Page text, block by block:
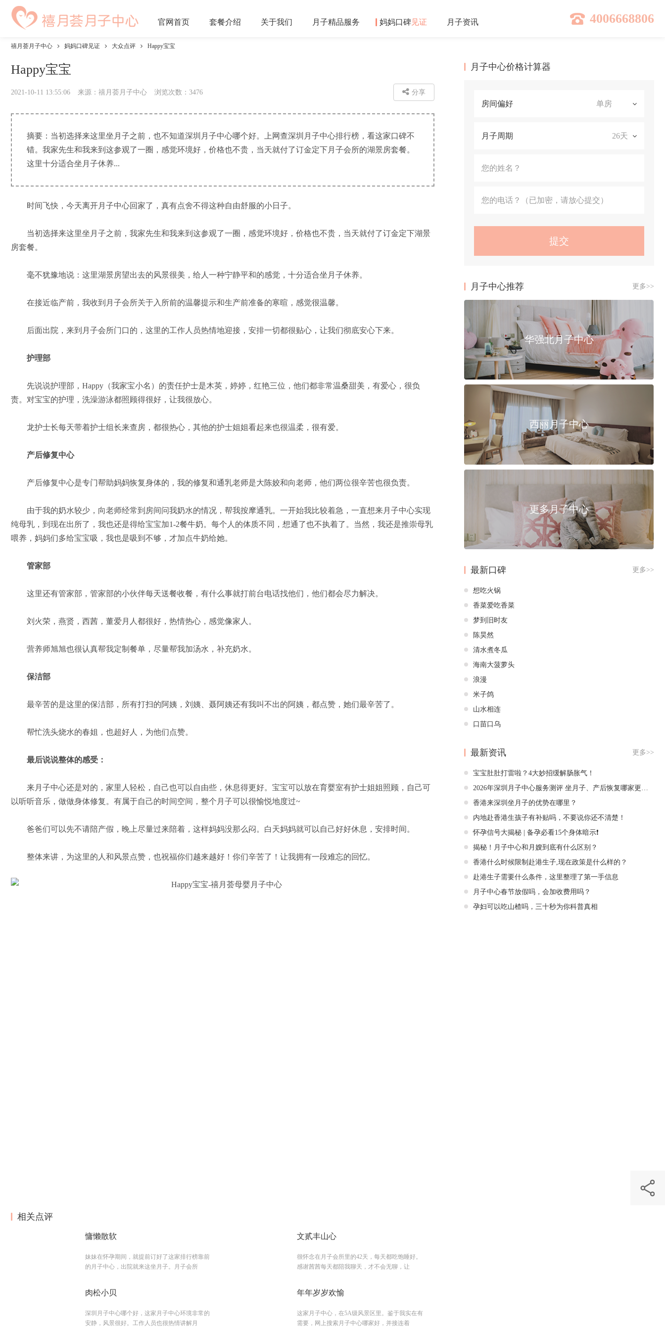
官网首页 套餐介绍 关于我们 月子精品服务 妈妈口碑见证 月子资讯 4006668806
禧月荟月子中心 妈妈口碑见证 大众点评 Happy宝宝
Happy宝宝
2021-10-11 13:55:06 来源：禧月荟月子中心 浏览次数： 3476 分享
摘要：当初选择来这里坐月子之前，也不知道深圳月子中心哪个好。上网查深圳月子中心排行榜，看这家口碑不
错。我家先生和我来到这参观了一圈，感觉环境好，价格也不贵，当天就付了订金定下月子会所的湖景房套餐。
这里十分适合坐月子休养...
时间飞快，今天离开月子中心回家了，真有点舍不得这种自由舒服的小日子。
当初选择来这里坐月子之前，我家先生和我来到这参观了一圈，感觉环境好，价格也不贵，当天就付了订金定下湖景
房套餐。
毫不犹豫地说：这里湖景房望出去的风景很美，给人一种宁静平和的感觉，十分适合坐月子休养。
在接近临产前，我收到月子会所关于入所前的温馨提示和生产前准备的寒暄，感觉很温馨。
后面出院，来到月子会所门口的，这里的工作人员热情地迎接，安排一切都很贴心，让我们彻底安心下来。
护理部
先说说护理部，Happy（我家宝小名）的责任护士是木英，婷婷，红艳三位，他们都非常温桑甜美，有爱心，很负
责。对宝宝的护理，洗澡游泳都照顾得很好，让我很放心。
龙护士长每天带着护士组长来查房，都很热心，其他的护士姐姐看起来也很温柔，很有爱。
产后修复中心
产后修复中心是专门帮助妈妈恢复身体的，我的修复和通乳老师是大陈姣和向老师，他们两位很辛苦也很负责。
由于我的奶水较少，向老师经常到房间问我奶水的情况，帮我按摩通乳。一开始我比较着急，一直想来月子中心实现
纯母乳，到现在出所了，我也还是得给宝宝加1-2餐牛奶。每个人的体质不同，想通了也不执着了。当然，我还是推崇母乳
喂养，妈妈们多给宝宝吸，我也是吸到不够，才加点牛奶给她。
管家部
这里还有管家部，管家部的小伙伴每天送餐收餐，有什么事就打前台电话找他们，他们都会尽力解决。
刘火荣，燕贤，西茜，董爱月人都很好，热情热心，感觉像家人。
营养师旭旭也很认真帮我定制餐单，尽量帮我加汤水，补充奶水。
保洁部
最辛苦的是这里的保洁部，所有打扫的阿姨，刘姨、聂阿姨还有我叫不出的阿姨，都点赞，她们最辛苦了。
帮忙洗头烧水的春姐，也超好人，为他们点赞。
最后说说整体的感受：
来月子中心还是对的，家里人轻松，自己也可以自由些，休息得更好。宝宝可以放在育婴室有护士姐姐照顾，自己可
以听听音乐，做做身体修复。有属于自己的时间空间，整个月子可以很愉悦地度过~
爸爸们可以先不请陪产假，晚上尽量过来陪着，这样妈妈没那么闷。白天妈妈就可以自己好好休息，安排时间。
整体来讲，为这里的人和风景点赞，也祝福你们越来越好！你们辛苦了！让我拥有一段难忘的回忆。
相关点评
慵懒散软
妹妹在怀孕期间，就提前订好了这家排行榜靠前
的月子中心，出院就来这坐月子。月子会所
文贰丰山心
很怀念在月子会所里的42天，每天都吃饱睡好。
感谢茜茜每天都陪我聊天，才不会无聊，让
肉松小贝
深圳月子中心哪个好，这家月子中心环境非常的
安静，风景很好。工作人员也很热情讲解月
年年岁岁欢愉
这家月子中心，在5A级风景区里。鉴于我实在有
需要，网上搜索月子中心哪家好，并接连着
月子中心价格计算器
房间偏好
月子周期
月子中心推荐 更多>>
华强北月子中心
西丽月子中心
更多月子中心
最新口碑 更多>>
想吃火锅
香菜爱吃香菜
梦到旧时友
陈昊然
清水煮冬瓜
海南大菠萝头
浪漫
米子鸽
山水相连
口苗口乌
最新资讯 更多>>
宝宝肚肚打雷啦？4大妙招缓解肠胀气！
2026年深圳月子中心服务测评 坐月子、产后恢复哪家更值
得选香港来深圳坐月子的优势在哪里？
内地赴香港生孩子有补贴吗，不要说你还不清楚！
怀孕信号大揭秘 | 备孕必看15个身体暗示❗️
揭秘！月子中心和月嫂到底有什么区别？
香港什么时候限制赴港生子,现在政策是什么样的？
赴港生子需要什么条件，这里整理了第一手信息
月子中心春节放假吗，会加收费用吗？
孕妇可以吃山楂吗，三十秒为你科普真相